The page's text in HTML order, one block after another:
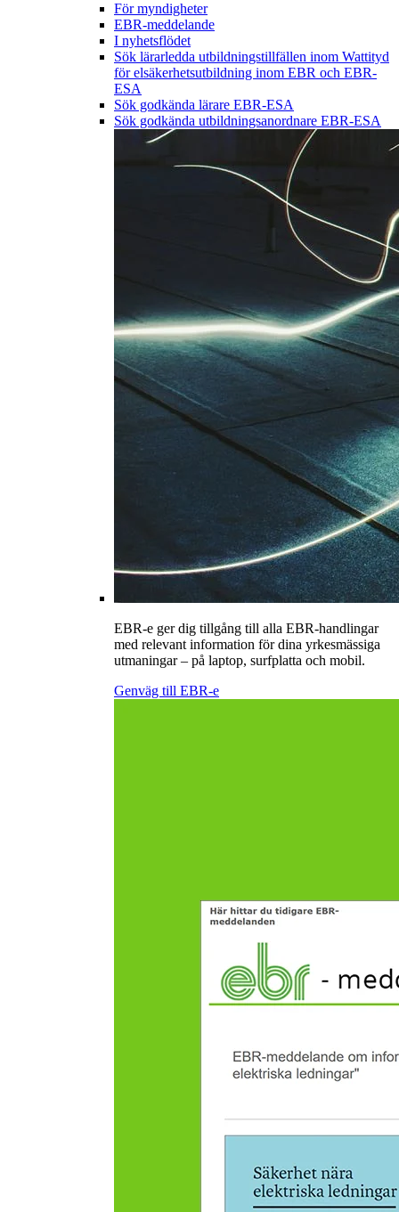
För myndigheter
EBR-meddelande
I nyhetsflödet
Sök lärarledda utbildningstillfällen inom Wattityd
för elsäkerhetsutbildning inom EBR och EBR-
ESA
Sök godkända lärare EBR-ESA
Sök godkända utbildningsanordnare EBR-ESA
EBR-e ger dig tillgång till alla EBR-handlingar
med relevant information för dina yrkesmässiga
utmaningar – på laptop, surfplatta och mobil.
Genväg till EBR-e